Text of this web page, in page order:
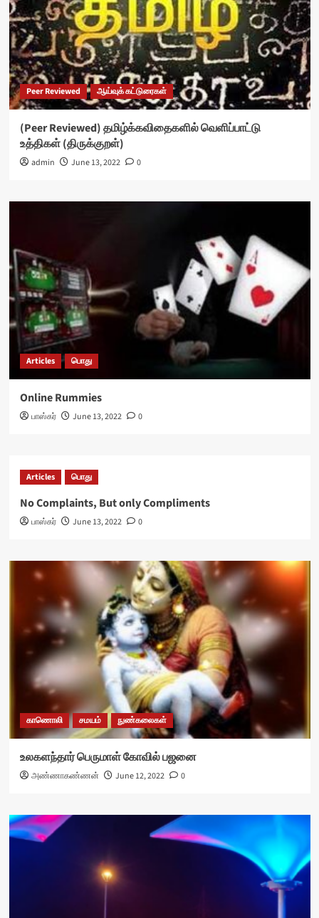
Peer Reviewed ஆய்வுக் கட்டுரைகள்
(Peer Reviewed) தமிழ்க்கவிதைகளில் வெளிப்பாட்டு
உத்திகள் (திருக்குறள்)
admin June 13, 2022 0
Articles பொது
Online Rummies
பாஸ்கர் June 13, 2022 0
Articles பொது
No Complaints, But only Compliments
பாஸ்கர் June 13, 2022 0
காணொலி சமயம் நுண்கலைகள்
உலகளந்தார் பெருமாள் கோவில் பஜனை
அண்ணாகண்ணன் June 12, 2022 0